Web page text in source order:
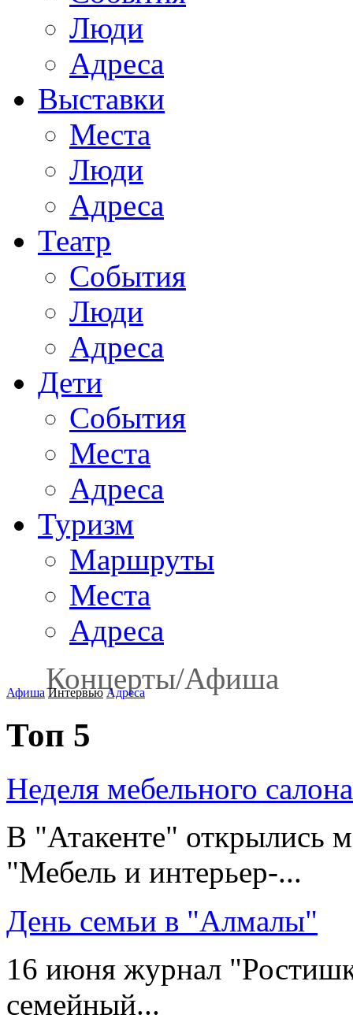
Люди
Адреса
Выставки
Места
Люди
Адреса
Театр
События
Люди
Адреса
Дети
События
Места
Адреса
Туризм
Маршруты
Места
Адреса
Концерты/Афиша
Афиша Интервью Адреса
Топ 5
Неделя мебельного
В "Атакенте" открылись
"Мебель и интерьер-...
День семьи в "Алмалы"
16 июня журнал
семейный...